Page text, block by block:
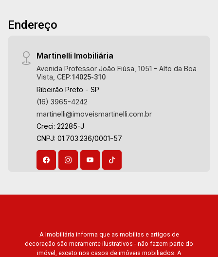
Endereço
Martinelli Imobiliária
Avenida Professor João Fiúsa, 1051 - Alto da Boa
Vista, CEP:14025-310
Ribeirão Preto - SP
(16) 3965-4242
martinelli@imoveismartinelli.com.br
Creci: 22285-J
CNPJ: 01.703.236/0001-57
A Imobiliária informa que as mobílias e artigos de
decoração são meramente ilustrativos - não fazem parte do
imóvel, exceto nos casos de imóveis mobiliados. A